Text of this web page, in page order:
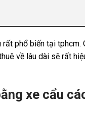
phổ biến tại
về lâu dài sẽ rất
xe cẩu